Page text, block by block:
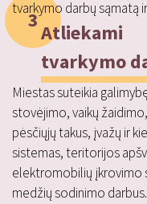
tvarkymo darbų sąmatą
3
Atliekami
tvarkymo
Miestas suteikia
stovėjimo, vaikų
pėsčiųjų takus, įvažų ir
sistemas, teritorijos
elektromobilių įkrovimo
medžių sodinimo darbus.